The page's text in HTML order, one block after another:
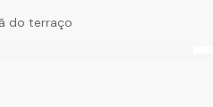
do terraço